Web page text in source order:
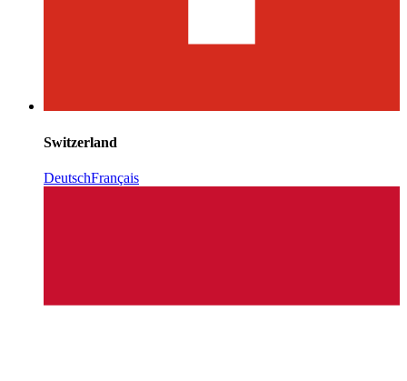
Switzerland
DeutschFrançais